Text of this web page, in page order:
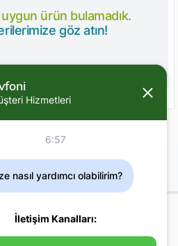
uygun ürün bulamadık.
göz atın!
Hizmetleri
6:57
nasıl yardımcı olabilirim?
İletişim Kanalları: